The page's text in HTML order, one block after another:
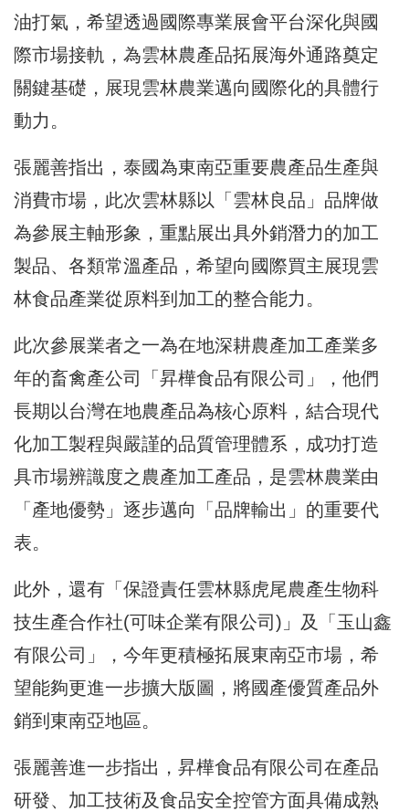
油打氣，希望透過國際專業展會平台深化與國
際市場接軌，為雲林農產品拓展海外通路奠定
關鍵基礎，展現雲林農業邁向國際化的具體行
動力。
張麗善指出，泰國為東南亞重要農產品生產與
消費市場，此次雲林縣以「雲林良品」品牌做
為參展主軸形象，重點展出具外銷潛力的加工
製品、各類常溫產品，希望向國際買主展現雲
林食品產業從原料到加工的整合能力。
此次參展業者之一為在地深耕農產加工產業多
年的畜禽產公司「昇樺食品有限公司」，他們
長期以台灣在地農產品為核心原料，結合現代
化加工製程與嚴謹的品質管理體系，成功打造
具市場辨識度之農產加工產品，是雲林農業由
「產地優勢」逐步邁向「品牌輸出」的重要代
表。
此外，還有「保證責任雲林縣虎尾農產生物科
技生產合作社(可味企業有限公司)」及「玉山鑫
有限公司」，今年更積極拓展東南亞市場，希
望能夠更進一步擴大版圖，將國產優質產品外
銷到東南亞地區。
張麗善進一步指出，昇樺食品有限公司在產品
研發、加工技術及食品安全控管方面具備成熟